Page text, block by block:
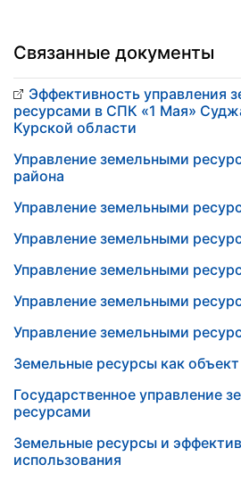
Связанные документы
Эффективность управления
ресурсами в СПК «1 Мая»
Курской области
Управление земельными
района
Управление земельными
Управление земельными
Управление земельными
Управление земельными
Управление земельными
Земельные ресурсы как
Государственное управление
ресурсами
Земельные ресурсы и
использования